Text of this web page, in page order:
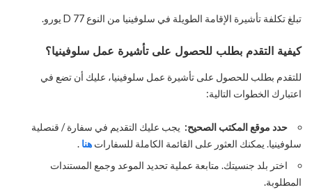
تبلغ تكلفة تأشيرة الإقامة الطويلة في سلوفينيا من النوع D 77 يورو.
كيفية التقدم بطلب للحصول على تأشيرة عمل سلوفينيا؟
للتقدم بطلب للحصول على تأشيرة عمل سلوفينيا، عليك أن تضع في
اعتبارك الخطوات التالية:
حدد موقع المكتب الصحيح: يجب عليك التقديم في سفارة / قنصلية
سلوفينيا. يمكنك العثور على القائمة الكاملة للسفاراتهنا .
اختر بلد جنسيتك. متابعة عملية تحديد الموعد وجمع المستندات
المطلوبة.